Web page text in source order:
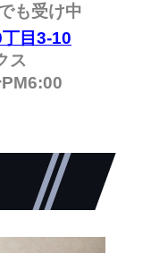
も受け中
目3-10
ス